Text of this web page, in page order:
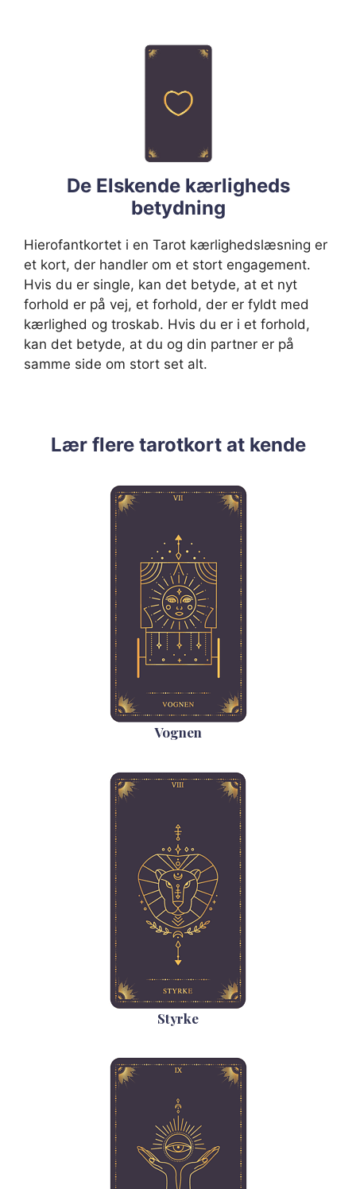
De Elskende kærligheds
betydning
Hierofantkortet i en Tarot kærlighedslæsning er
et kort, der handler om et stort engagement.
Hvis du er single, kan det betyde, at et nyt
forhold er på vej, et forhold, der er fyldt med
kærlighed og troskab. Hvis du er i et forhold,
kan det betyde, at du og din partner er på
samme side om stort set alt.
Lær flere tarotkort at kende
Vognen
Styrke